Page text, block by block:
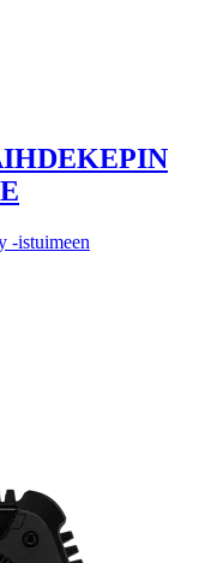
-istuimeen